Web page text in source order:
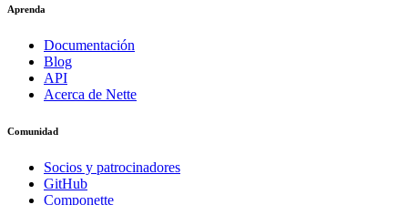
Aprenda
Documentación
Blog
API
Acerca de Nette
Comunidad
Socios y patrocinadores
GitHub
Componette